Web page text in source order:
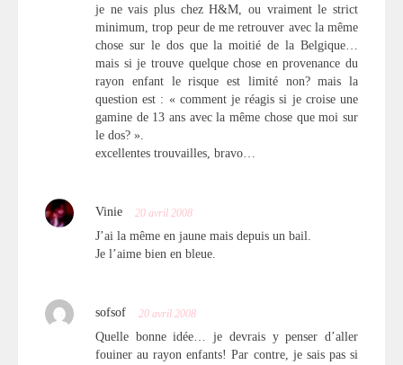
je ne vais plus chez H&M, ou vraiment le strict
minimum, trop peur de me retrouver avec la même
chose sur le dos que la moitié de la Belgique…
mais si je trouve quelque chose en provenance du
rayon enfant le risque est limité non? mais la
question est : « comment je réagis si je croise une
gamine de 13 ans avec la même chose que moi sur
le dos? ».
excellentes trouvailles, bravo…
Vinie 20 avril 2008
J’ai la même en jaune mais depuis un bail.
Je l’aime bien en bleue.
sofsof 20 avril 2008
Quelle bonne idée… je devrais y penser d’aller
fouiner au rayon enfants! Par contre, je sais pas si